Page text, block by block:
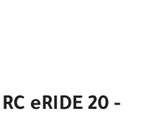
eRIDE 20 -